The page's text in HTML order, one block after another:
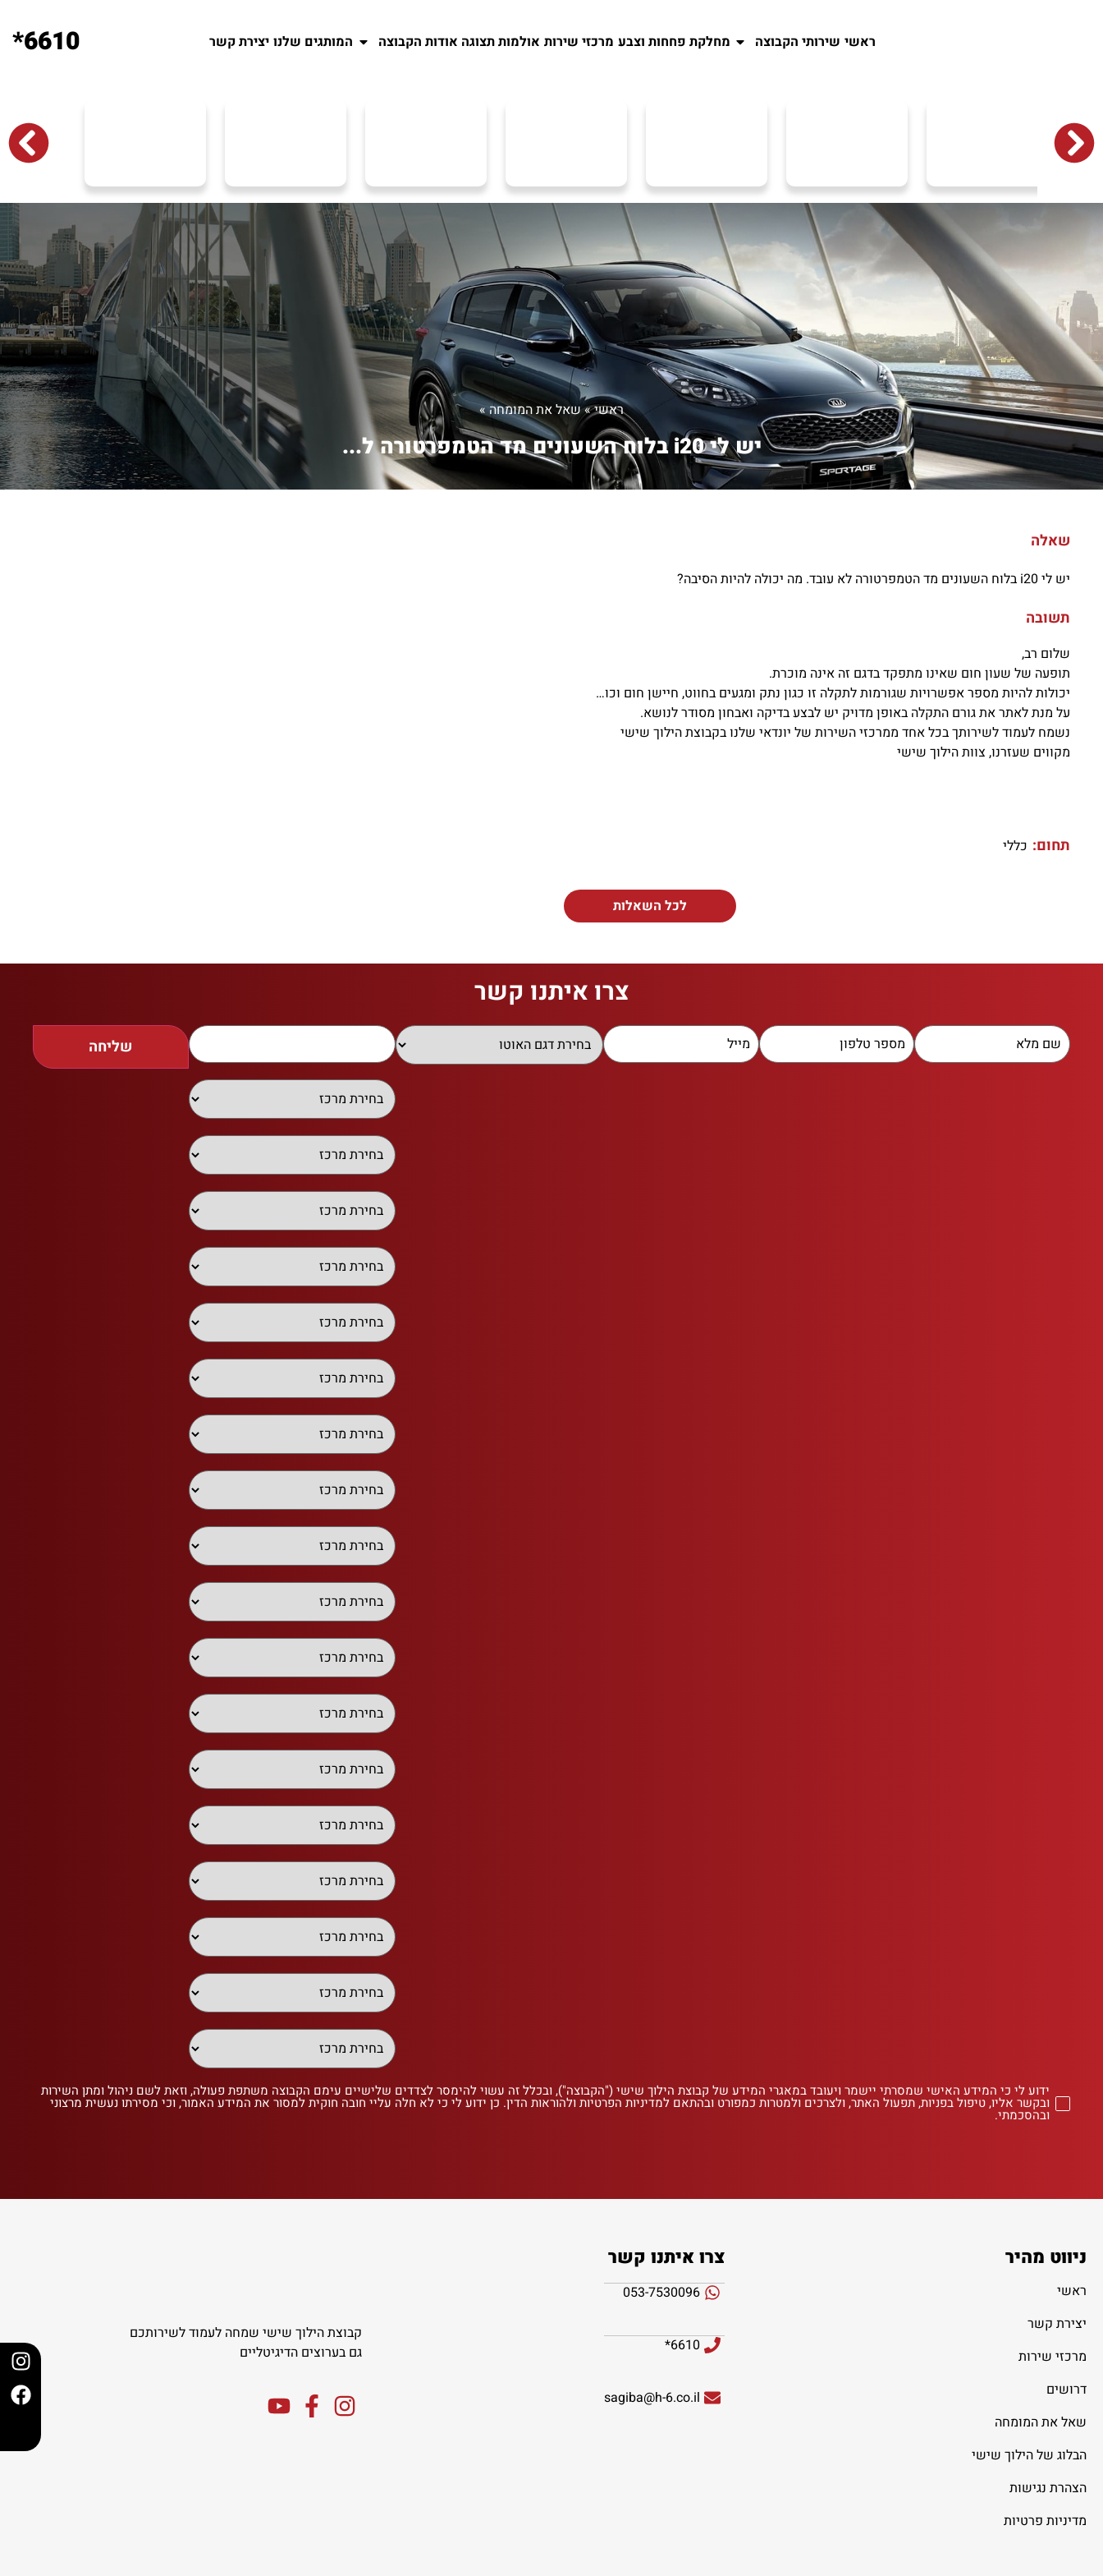
ראשי שירותי הקבוצה מחלקת פחחות וצבע מרכזי שירות אולמות תצוגה אודות הקבוצה המותגים שלנו יצירת קשר 6610*
ראשי»שאל את המומחה»
יש לי i20 בלוח השעונים מד הטמפרטורה ל...
שאלה
יש לי i20 בלוח השעונים מד הטמפרטורה לא עובד. מה יכולה להיות הסיבה?
תשובה
שלום רב,
תופעה של שעון חום שאינו מתפקד בדגם זה אינה מוכרת.
יכולות להיות מספר אפשרויות שגורמות לתקלה זו כגון נתק ומגעים בחווט, חיישן חום וכו…
על מנת לאתר את גורם התקלה באופן מדויק יש לבצע בדיקה ואבחון מסודר לנושא.
נשמח לעמוד לשירותך בכל אחד ממרכזי השירות של יונדאי שלנו בקבוצת הילוך שישי
מקווים שעזרנו, צוות הילוך שישי
תחום: כללי
לכל השאלות
צרו איתנו קשר
שליחה
ידוע לי כי המידע האישי שמסרתי יישמר ויעובד במאגרי המידע של קבוצת הילוך שישי ("הקבוצה"), ובכלל זה עשוי להימסר לצדדים שלישיים עימם הקבוצה משתפת פעולה, וזאת לשם ניהול ומתן השירות
ובקשר אליו, טיפול בפניות, תפעול האתר, ולצרכים ולמטרות כמפורט ובהתאם למדיניות הפרטיות ולהוראות הדין. כן ידוע לי כי לא חלה עליי חובה חוקית למסור את המידע האמור, וכי מסירתו נעשית מרצוני
ובהסכמתי.
ניווט מהיר
ראשי
יצירת קשר
מרכזי שירות
דרושים
שאל את המומחה
הבלוג של הילוך שישי
הצהרת נגישות
מדיניות פרטיות
צרו איתנו קשר
053-7530096
6610*
sagiba@h-6.co.il
קבוצת הילוך שישי שמחה לעמוד לשירותכם
גם בערוצים הדיגיטליים